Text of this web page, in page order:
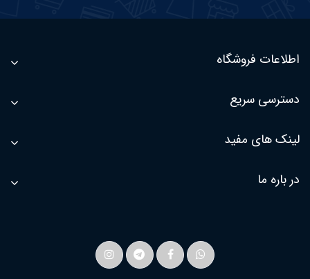
اطلاعات فروشگاه
دسترسی سریع
لینک های مفید
در باره ما